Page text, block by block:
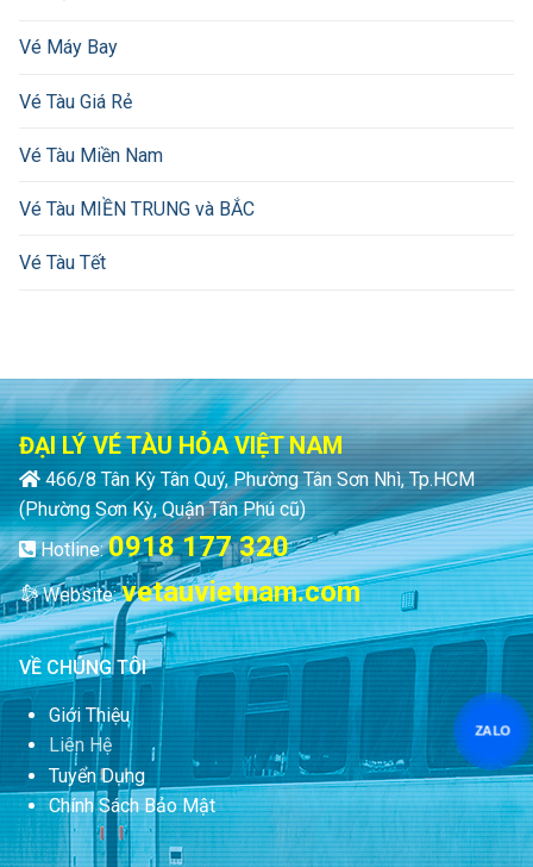
Vé Máy Bay
Vé Tàu Giá Rẻ
Vé Tàu Miền Nam
Vé Tàu MIỀN TRUNG và BẮC
Vé Tàu Tết
ĐẠI LÝ VÉ TÀU HỎA VIỆT NAM
466/8 Tân Kỳ Tân Quý, Phường Tân Sơn Nhì, Tp.HCM
(Phường Sơn Kỳ, Quận Tân Phú cũ)
Hotline:0918 177 320
Website:vetauvietnam.com
VỀ CHÚNG TÔI
Giới Thiệu
Liên Hệ
Tuyển Dụng
Chính Sách Bảo Mật
ZALO